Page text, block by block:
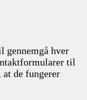
gennemgå hver
til
at de fungerer